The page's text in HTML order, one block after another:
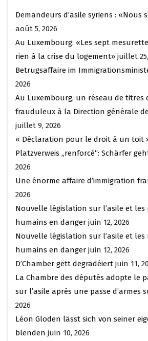
Demandeurs d’asile syriens : «Nous
août 5, 2026
Au Luxembourg: «Les sept
rien à la crise du logement» juillet
Betrugsaffaire im
2026
Au Luxembourg, un réseau de titres
frauduleux à la Direction générale
juillet 9, 2026
« Déclaration pour le droit à un toit
Platzverweis „renforcé“: Schärfer
2026
Une énorme affaire d’immigration
2026
Nouvelle législation sur l’asile et
humains en danger juin 12, 2026
Nouvelle législation sur l’asile et
humains en danger juin 12, 2026
D’Chamber gëtt degradéiert juin 11,
La Chambre des députés adopte le
sur l’asile après une passe d’armes
2026
Léon Gloden lässt sich von seiner
blenden juin 10, 2026